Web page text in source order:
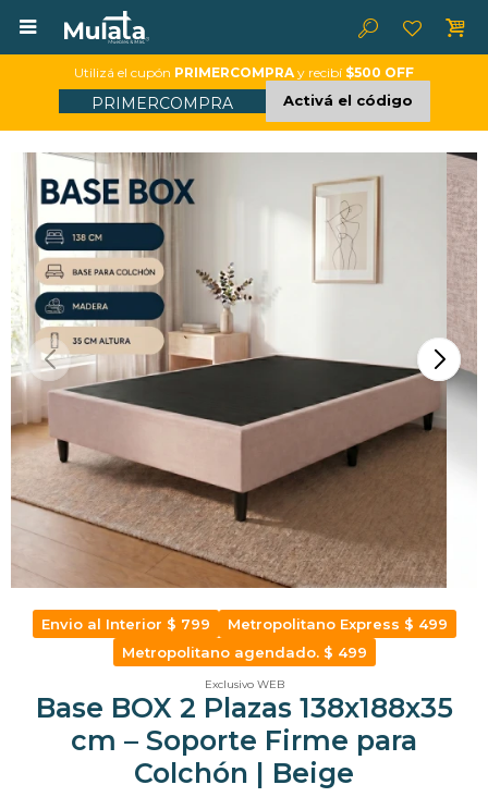

Utilizá el cupón PRIMERCOMPRA y recibí $500 OFF
PRIMERCOMPRA Activá el código
Envio al Interior $ 799
Metropolitano Express $ 499
Metropolitano agendado. $ 499
Exclusivo WEB
Base BOX 2 Plazas 138x188x35
cm – Soporte Firme para
Colchón | Beige